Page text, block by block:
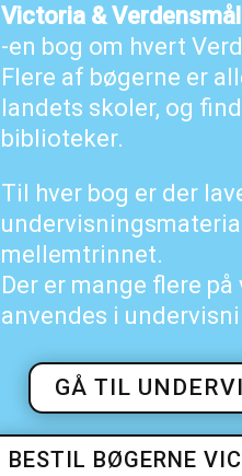
Victoria &
-en bog om hvert
Flere af bøgerne er
landets skoler, og
biblioteker.
Til hver bog er der
mellemtrinnet.
Der er mange flere
anvendes i
GÅ TIL
BESTIL BØGERNE